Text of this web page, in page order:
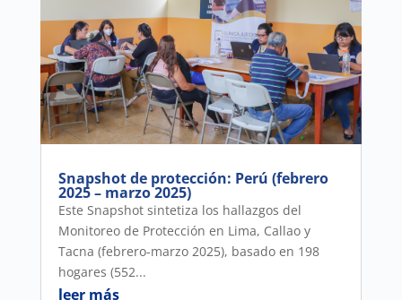
Snapshot de protección: Perú (febrero
2025 – marzo 2025)
Este Snapshot sintetiza los hallazgos del
Monitoreo de Protección en Lima, Callao y
Tacna (febrero-marzo 2025), basado en 198
hogares (552...
leer más